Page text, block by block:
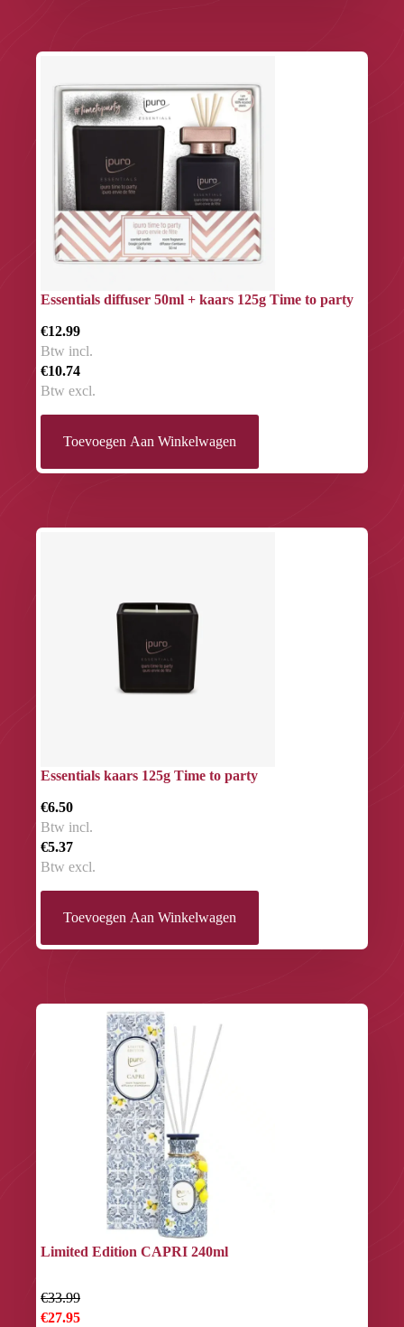
Essentials diffuser 50ml + kaars 125g Time to party
€12.99
Btw incl.
€10.74
Btw excl.
Toevoegen Aan Winkelwagen
Essentials kaars 125g Time to party
€6.50
Btw incl.
€5.37
Btw excl.
Toevoegen Aan Winkelwagen
Limited Edition CAPRI 240ml
€33.99
€27.95